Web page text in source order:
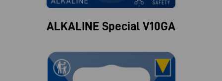
ALKALINE Special V10GA